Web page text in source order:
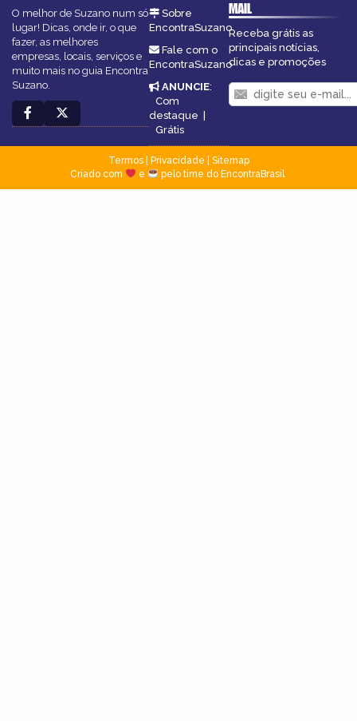
O melhor de Suzano num só
lugar! Dicas, onde ir, o que
fazer, as melhores
empresas, locais, serviços e
muito mais no guia Encontra
Suzano.
Sobre
EncontraSuzano
Fale com o
EncontraSuzano
ANUNCIE:
Com
destaque
Grátis
MAIL
Receba grátis as
principais notícias,
dicas e promoções
Termos| Privacidade
Sitemap
Criado com
e pelo time do EncontraBrasil